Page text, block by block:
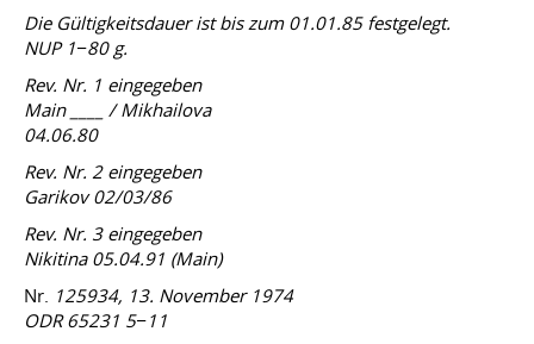
Die Gültigkeitsdauer ist bis zum 01.01.85festgelegt.
NUP 1−80 g.
Rev. Nr. 1 eingegeben
Main ____ / Mikhailova
04.06.80
Rev. Nr. 2 eingegeben
Garikov 02/03/86
Rev. Nr. 3 eingegeben
Nikitina 05.04.91 (Main)
Nr. 125934, 13. November 1974
ODR 65231 5−11